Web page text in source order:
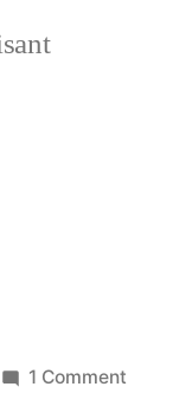
1 Comment